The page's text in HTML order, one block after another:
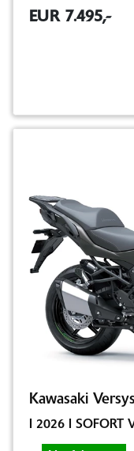
EUR 7.495,-
Kawasaki
I 2026 I SOFORT